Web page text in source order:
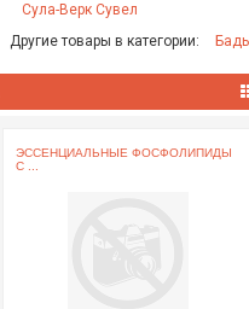
Сула-Верк Сувел
Другие товары в категории:
ЭССЕНЦИАЛЬНЫЕ ФОСФОЛИПИДЫ
С ...